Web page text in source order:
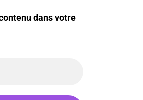
dans votre